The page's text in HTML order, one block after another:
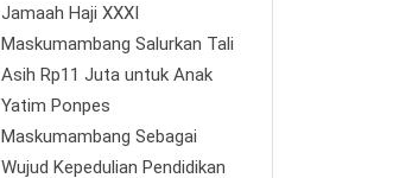
Jamaah Haji XXXI
Maskumambang Salurkan Tali
Asih Rp11 Juta untuk Anak
Yatim Ponpes
Maskumambang Sebagai
Wujud Kepedulian Pendidikan